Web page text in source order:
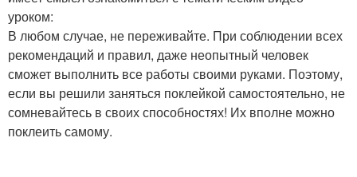
уроком:
В любом случае, не переживайте. При соблюдении всех
рекомендаций и правил, даже неопытный человек
сможет выполнить все работы своими руками. Поэтому,
если вы решили заняться поклейкой самостоятельно, не
сомневайтесь в своих способностях! Их вполне можно
поклеить самому.